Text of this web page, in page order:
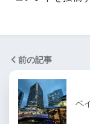
前の記事
ベ